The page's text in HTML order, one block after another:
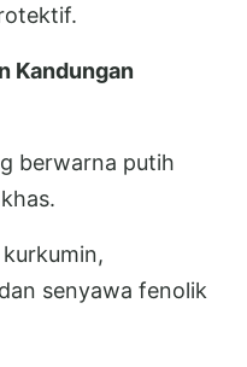
Kandungan
berwarna putih
senyawa fenolik